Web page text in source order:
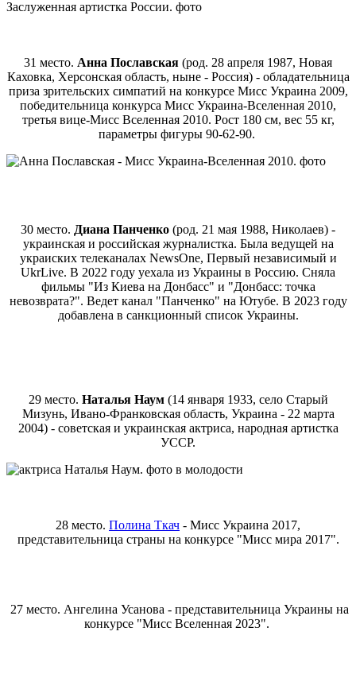
31 место. Анна Пославская (род. 28 апреля 1987, Новая
Каховка, Херсонская область, ныне - Россия) - обладательница
приза зрительских симпатий на конкурсе Мисс Украина 2009,
победительница конкурса Мисс Украина-Вселенная 2010,
третья вице-Мисс Вселенная 2010. Рост 180 см, вес 55 кг,
параметры фигуры 90-62-90.
30 место. Диана Панченко (род. 21 мая 1988, Николаев) -
украинская и российская журналистка. Была ведущей на
украиских телеканалах NewsOne, Первый независимый и
UkrLive. В 2022 году уехала из Украины в Россию. Сняла
фильмы "Из Киева на Донбасс" и "Донбасс: точка
невозврата?". Ведет канал "Панченко" на Ютубе. В 2023 году
добавлена ​​в санкционный список Украины.
29 место. Наталья Наум(14 января 1933, село Старый
Мизунь, Ивано-Франковская область, Украина - 22 марта
2004) - советская и украинская актриса, народная артистка
УССР.
28 место. Полина Ткач - Мисс Украина 2017,
представительница страны на конкурсе "Мисс мира 2017".
27 место. Ангелина Усанова - представительница Украины на
конкурсе "Мисс Вселенная 2023".